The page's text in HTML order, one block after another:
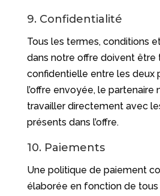
9. Confidentialité
Tous les termes, conditions
dans notre offre doivent être
confidentielle entre les deux
l’offre envoyée, le partenaire
travailler directement avec
présents dans l’offre.
10. Paiements
Une politique de paiement
élaborée en fonction de tous